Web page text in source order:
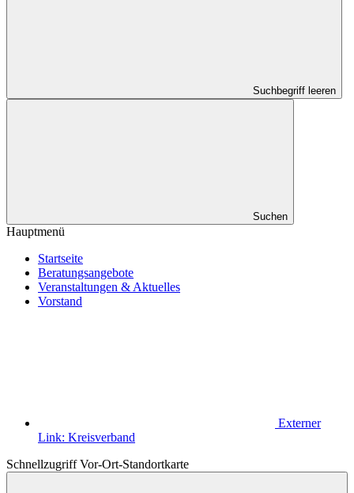
Suchbegriff leeren
Suchen
Hauptmenü
Startseite
Beratungsangebote
Veranstaltungen & Aktuelles
Vorstand
Externer
Link: Kreisverband
Schnellzugriff Vor-Ort-Standortkarte